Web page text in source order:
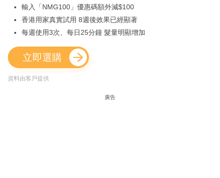
輸入「NMG100」優惠碼額外減$100
香港用家真實試用 8週後效果已經顯著
每週使用3次、每日25分鐘 髮量明顯增加
立即選購
資料由客戶提供
廣告